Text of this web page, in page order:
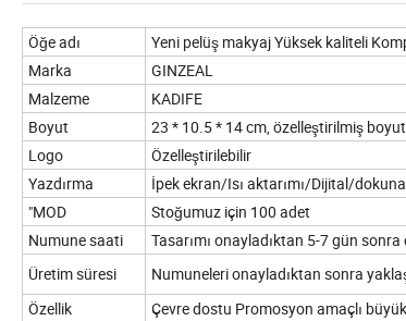
Öğe adı
Yeni pelüş makyaj Yüksek kaliteli
Marka
GINZEAL
Malzeme
KADIFE
Boyut
23 * 10.5 * 14 cm, özelleştirilmiş
Logo
Özelleştirilebilir
Yazdırma
İpek ekran/Isı aktarımı/Dijital/
"MOD
Stoğumuz için 100 adet
Numune saati
Tasarımı onayladıktan 5-7 gün sonra
Üretim süresi
Numuneleri onayladıktan sonra
Özellik
Çevre dostu Promosyon amaçlı